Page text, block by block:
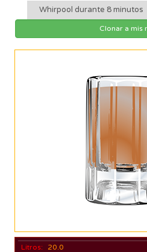
Whirpool durante 8 minutos
Clonar a mis
Litros:
20.0